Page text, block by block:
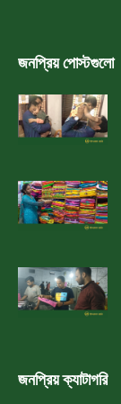
জনপ্রিয় পোস্টগুলো
জনপ্রিয় ক্যাটাগরি